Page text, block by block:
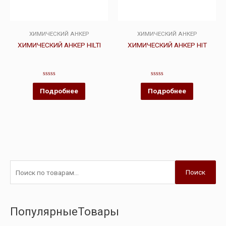
ХИМИЧЕСКИЙ АНКЕР
ХИМИЧЕСКИЙ АНКЕР HILTI
Оценка
0
из
5
Подробнее
ХИМИЧЕСКИЙ АНКЕР
ХИМИЧЕСКИЙ АНКЕР HIT
Оценка
0
из
5
Подробнее
Поиск
ПопулярныеТовары